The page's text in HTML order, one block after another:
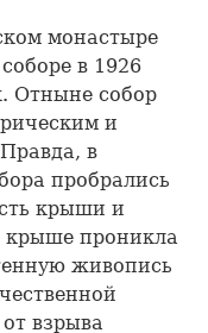
монастыре
в 1926
Отныне собор
и
в
пробрались
крыши и
крыше проникла
живопись
взрыва